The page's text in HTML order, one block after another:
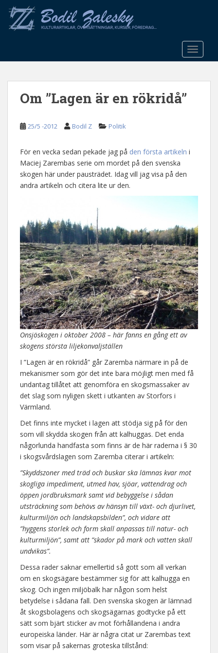
o
Om ”Lagen är en rökridå”
25/5 -2012 Bodil Z Politik
För en vecka sedan pekade jag på den första artikeln i
Maciej Zarembas serie om mordet på den svenska
skogen här under pausträdet. Idag vill jag visa på den
andra artikeln och citera lite ur den.
Onsjöskogen i oktober 2008 – här fanns en gång ett av
skogens största liljekonvaljställen
I ”Lagen är en rökridå” går Zaremba närmare in på de
mekanismer som gör det inte bara möjligt men med få
undantag tillåtet att genomföra en skogsmassaker av
det slag som nyligen skett i utkanten av Storfors i
Värmland.
Det finns inte mycket i lagen att stödja sig på för den
som vill skydda skogen från att kalhuggas. Det enda
någorlunda handfasta som finns är de här raderna i § 30
i skogsvårdslagen som Zaremba citerar i artikeln:
”Skyddszoner med träd och buskar ska lämnas kvar mot
skogliga impediment, utmed hav, sjöar, vattendrag och
öppen jordbruksmark samt vid bebyggelse i sådan
utsträckning som behövs av hänsyn till växt- och djurlivet,
kulturmiljön och landskapsbilden”, och vidare att
”hyggens storlek och form skall anpassas till natur- och
kulturmiljön”, samt att ”skador på mark och vatten skall
undvikas”.
Dessa rader saknar emellertid så gott som all verkan
om en skogsägare bestämmer sig för att kalhugga en
skog. Och ingen miljöbalk har någon som helst
betydelse i sådana fall. Den svenska skogen är lämnad
åt skogsbolagens och skogsägarnas godtycke på ett
sätt som bjärt sticker av mot förhållandena i andra
europeiska länder. Här är några citat ur Zarembas text
som visar på sakernas groteska tillstånd: